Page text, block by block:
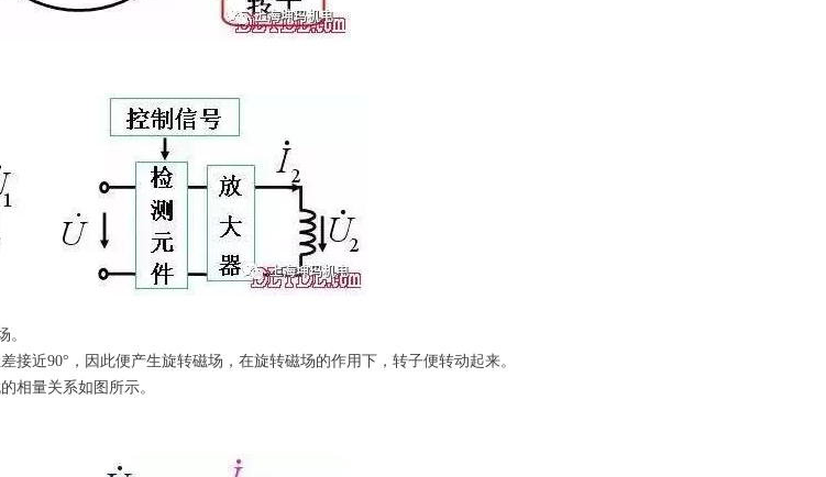
。
接近90°，因此便产生旋转磁场，在旋转磁场的作用下，转子便转动起来。
相量关系如图所示。